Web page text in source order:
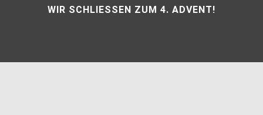
WIR SCHLIESSEN ZUM 4. ADVENT!